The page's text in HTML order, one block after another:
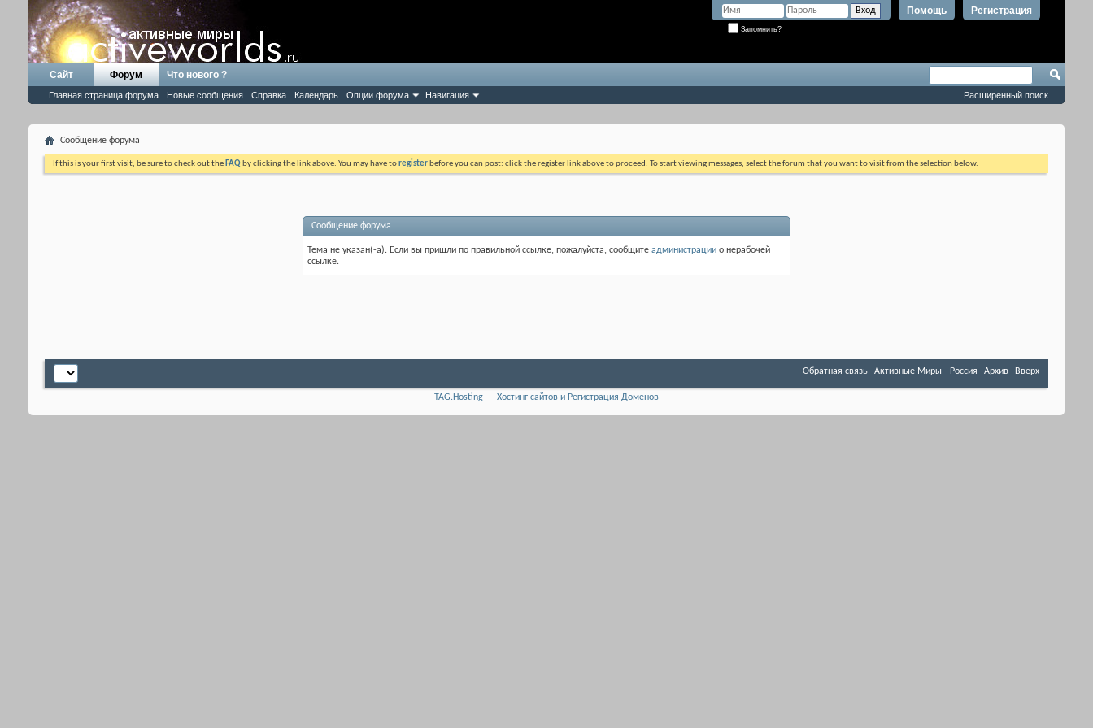
Регистрация
Помощь
Запомнить?
Сайт Форум
Главная страница форума Новые сообщения Справка Календарь Опции форума Навигация
Что нового ?
Расширенный поиск
Сообщение форума
If this is your first visit, be sure to check out the FAQ by clicking the link above. You may have toregister before you can post: click the register link above to proceed. To start viewing messages, select the forum that you want to visit from the selection below.
Сообщение форума
Тема не указан(-а). Если вы пришли по правильной ссылке, пожалуйста, сообщите администрации о нерабочей
ссылке.
Обратная связь Активные Миры - Россия Архив Вверх
TAG.Hosting — Хостинг сайтов и Регистрация Доменов